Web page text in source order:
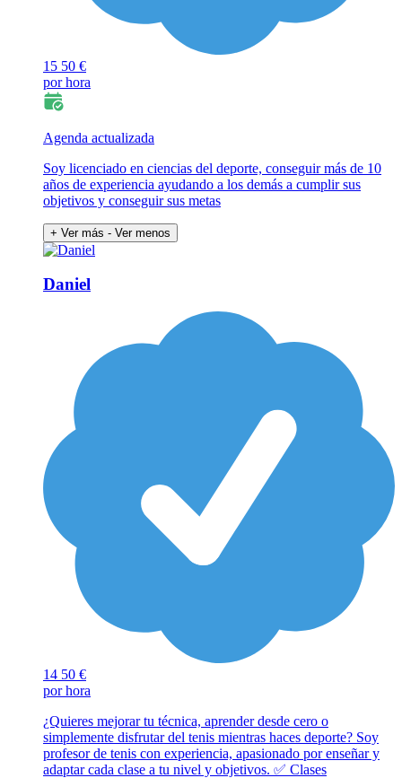
15 50 €
por hora
Agenda actualizada
Soy licenciado en ciencias del deporte, conseguir más de 10
años de experiencia ayudando a los demás a cumplir sus
objetivos y conseguir sus metas
+ Ver más - Ver menos
Daniel
14 50 €
por hora
¿Quieres mejorar tu técnica, aprender desde cero o
simplemente disfrutar del tenis mientras haces deporte? Soy
profesor de tenis con experiencia, apasionado por enseñar y
adaptar cada clase a tu nivel y objetivos. ✅ Clases